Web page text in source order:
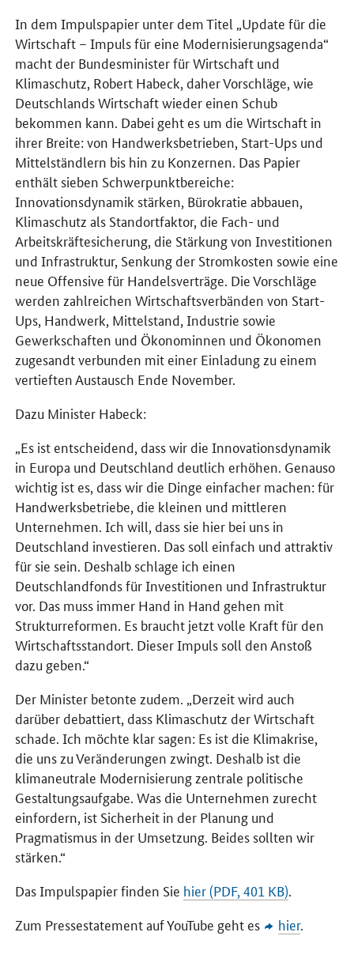
In dem Impulspapier unter dem Titel „Update für die
Wirtschaft – Impuls für eine Modernisierungsagenda“
macht der Bundesminister für Wirtschaft und
Klimaschutz, Robert Habeck, daher Vorschläge, wie
Deutschlands Wirtschaft wieder einen Schub
bekommen kann. Dabei geht es um die Wirtschaft in
ihrer Breite: von Handwerksbetrieben, Start-Ups und
Mittelständlern bis hin zu Konzernen. Das Papier
enthält sieben Schwerpunktbereiche:
Innovationsdynamik stärken, Bürokratie abbauen,
Klimaschutz als Standortfaktor, die Fach- und
Arbeitskräftesicherung, die Stärkung von Investitionen
und Infrastruktur, Senkung der Stromkosten sowie eine
neue Offensive für Handelsverträge. Die Vorschläge
werden zahlreichen Wirtschaftsverbänden von Start-
Ups, Handwerk, Mittelstand, Industrie sowie
Gewerkschaften und Ökonominnen und Ökonomen
zugesandt verbunden mit einer Einladung zu einem
vertieften Austausch Ende November.
Dazu Minister Habeck:
„Es ist entscheidend, dass wir die Innovationsdynamik
in Europa und Deutschland deutlich erhöhen. Genauso
wichtig ist es, dass wir die Dinge einfacher machen: für
Handwerksbetriebe, die kleinen und mittleren
Unternehmen. Ich will, dass sie hier bei uns in
Deutschland investieren. Das soll einfach und attraktiv
für sie sein. Deshalb schlage ich einen
Deutschlandfonds für Investitionen und Infrastruktur
vor. Das muss immer Hand in Hand gehen mit
Strukturreformen. Es braucht jetzt volle Kraft für den
Wirtschaftsstandort. Dieser Impuls soll den Anstoß
dazu geben.“
Der Minister betonte zudem. „Derzeit wird auch
darüber debattiert, dass Klimaschutz der Wirtschaft
schade. Ich möchte klar sagen: Es ist die Klimakrise,
die uns zu Veränderungen zwingt. Deshalb ist die
klimaneutrale Modernisierung zentrale politische
Gestaltungsaufgabe. Was die Unternehmen zurecht
einfordern, ist Sicherheit in der Planung und
Pragmatismus in der Umsetzung. Beides sollten wir
stärken.“
Das Impulspapier finden Sie hier (PDF, 401 KB).
Zum Pressestatement auf YouTube geht es
hier.